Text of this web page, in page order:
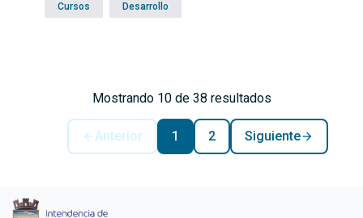
Cursos Desarrollo
Mostrando 10 de 38 resultados
Anterior 1 2 Siguiente